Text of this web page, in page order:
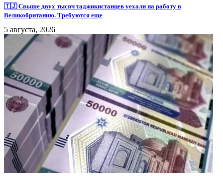
🇹🇯 Свыше двух тысяч таджикистанцев уехали на работу в
Великобританию. Требуются еще
5 августа, 2026